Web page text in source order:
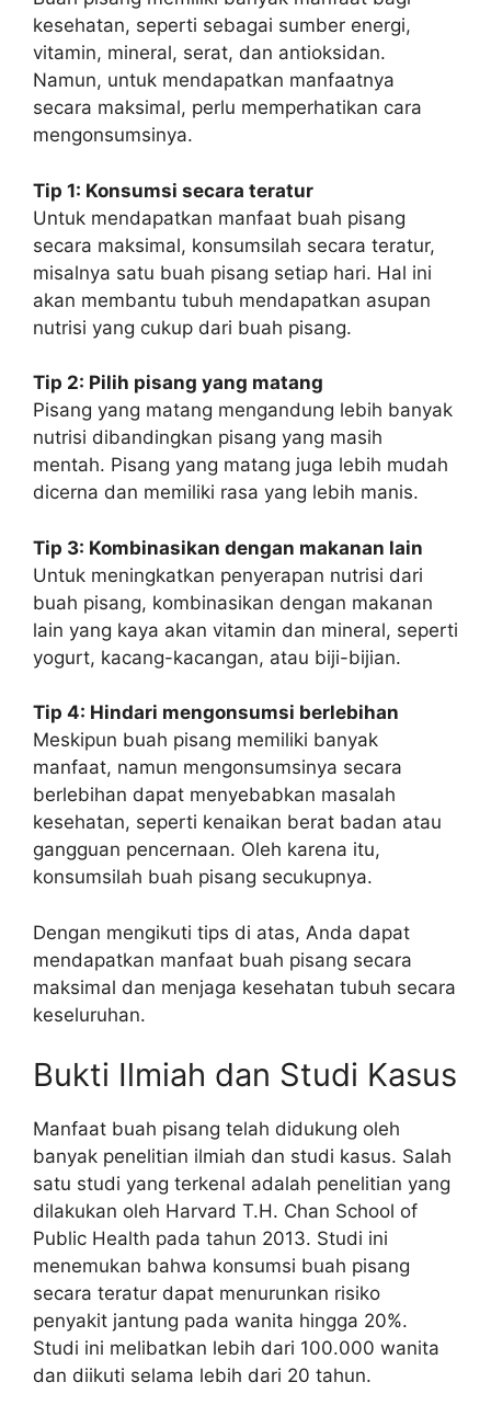
kesehatan, seperti sebagai sumber energi,
vitamin, mineral, serat, dan antioksidan.
Namun, untuk mendapatkan manfaatnya
secara maksimal, perlu memperhatikan cara
mengonsumsinya.
Tip 1: Konsumsi secara teratur
Untuk mendapatkan manfaat buah pisang
secara maksimal, konsumsilah secara teratur,
misalnya satu buah pisang setiap hari. Hal ini
akan membantu tubuh mendapatkan asupan
nutrisi yang cukup dari buah pisang.
Tip 2: Pilih pisang yang matang
Pisang yang matang mengandung lebih banyak
nutrisi dibandingkan pisang yang masih
mentah. Pisang yang matang juga lebih mudah
dicerna dan memiliki rasa yang lebih manis.
Tip 3: Kombinasikan dengan makanan lain
Untuk meningkatkan penyerapan nutrisi dari
buah pisang, kombinasikan dengan makanan
lain yang kaya akan vitamin dan mineral, seperti
yogurt, kacang-kacangan, atau biji-bijian.
Tip 4: Hindari mengonsumsi berlebihan
Meskipun buah pisang memiliki banyak
manfaat, namun mengonsumsinya secara
berlebihan dapat menyebabkan masalah
kesehatan, seperti kenaikan berat badan atau
gangguan pencernaan. Oleh karena itu,
konsumsilah buah pisang secukupnya.
Dengan mengikuti tips di atas, Anda dapat
mendapatkan manfaat buah pisang secara
maksimal dan menjaga kesehatan tubuh secara
keseluruhan.
Bukti Ilmiah dan Studi Kasus
Manfaat buah pisang telah didukung oleh
banyak penelitian ilmiah dan studi kasus. Salah
satu studi yang terkenal adalah penelitian yang
dilakukan oleh Harvard T.H. Chan School of
Public Health pada tahun 2013. Studi ini
menemukan bahwa konsumsi buah pisang
secara teratur dapat menurunkan risiko
penyakit jantung pada wanita hingga 20%.
Studi ini melibatkan lebih dari 100.000 wanita
dan diikuti selama lebih dari 20 tahun.